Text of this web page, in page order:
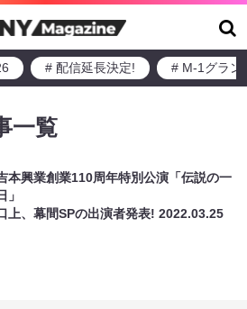
# 配信延長決定! # M-1グラン
一覧
本興業創業110周年特別公演「伝説の一
」
上、幕間SPの出演者発表!2022.03.25